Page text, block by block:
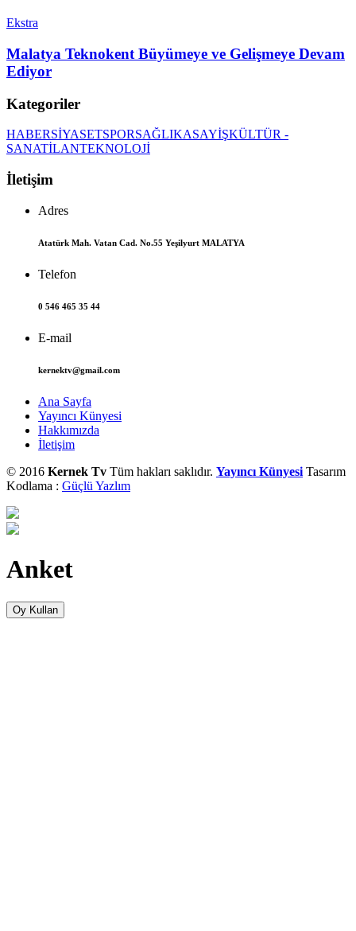
Ekstra
Malatya Teknokent Büyümeye ve Gelişmeye Devam
Ediyor
Kategoriler
HABERSİYASETSPORSAĞLIKASAYİŞKÜLTÜR -
SANATİLANTEKNOLOJİ
İletişim
Adres
Atatürk Mah. Vatan Cad. No.55 Yeşilyurt MALATYA
Telefon
0 546 465 35 44
E-mail
kernektv@gmail.com
Ana Sayfa
Yayıncı Künyesi
Hakkımızda
İletişim
© 2016 Kernek Tv Tüm hakları saklıdır. Yayıncı Künyesi Tasarım
Kodlama : Güçlü Yazlım
Anket